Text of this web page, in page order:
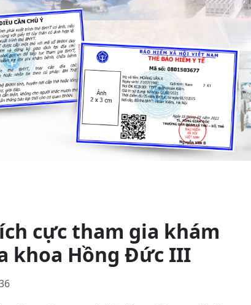
cực tham gia khám
khoa Hồng Đức III